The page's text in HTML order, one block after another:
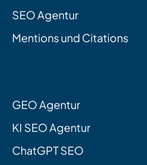
SEO Agentur
Mentions und Citations
GEO Agentur
KI SEO Agentur
ChatGPT SEO